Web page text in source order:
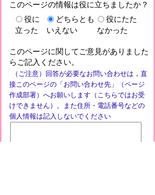
このページの情報は役に立ちましたか？
役に
立った
どちらとも
いえない
役にたた
なかった
このページに関してご意見がありました
らご記入ください。
（ご注意）回答が必要なお問い合わせは，直
接このページの「お問い合わせ先」（ページ
作成部署）へお願いします（こちらではお受
けできません）。また住所・電話番号などの
個人情報は記入しないでください